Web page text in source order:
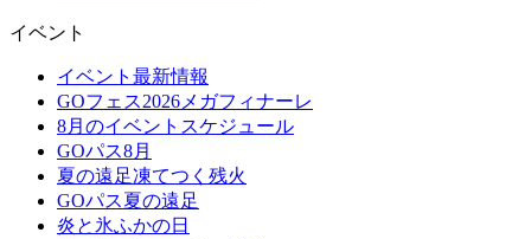
イベント
イベント最新情報
GOフェス2026メガフィナーレ
8月のイベントスケジュール
GOパス8月
夏の遠足凍てつく残火
GOパス夏の遠足
炎と氷ふかの日